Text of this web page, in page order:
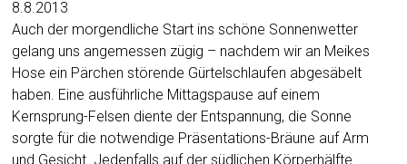
8.8.2013
Auch der morgendliche Start ins schöne Sonnenwetter
gelang uns angemessen zügig – nachdem wir an Meikes
Hose ein Pärchen störende Gürtelschlaufen abgesäbelt
haben. Eine ausführliche Mittagspause auf einem
Kernsprung-Felsen diente der Entspannung, die Sonne
sorgte für die notwendige Präsentations-Bräune auf Arm
und Gesicht. Jedenfalls auf der südlichen Körperhälfte.